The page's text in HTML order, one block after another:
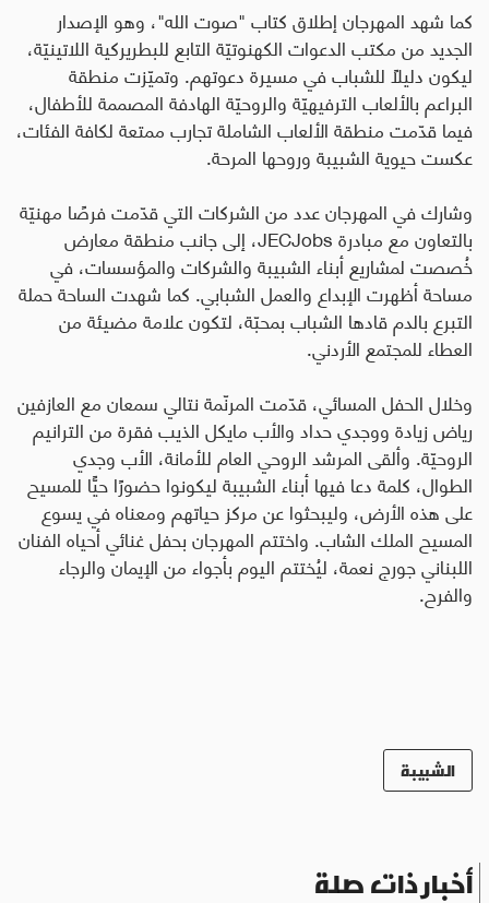
كما شهد المهرجان إطلاق كتاب "صوت الله"، وهو الإصدار
الجديد من مكتب الدعوات الكهنوتيّة التابع للبطريركية اللاتينيّة،
ليكون دليلاً للشباب في مسيرة دعوتهم. وتميّزت منطقة
البراعم بالألعاب الترفيهيّة والروحيّة الهادفة المصممة للأطفال،
فيما قدّمت منطقة الألعاب الشاملة تجارب ممتعة لكافة الفئات،
عكست حيوية الشبيبة وروحها المرحة.
وشارك في المهرجان عدد من الشركات التي قدّمت فرصًا مهنيّة
بالتعاون مع مبادرةJECJobs، إلى جانب منطقة معارض
خُصصت لمشاريع أبناء الشبيبة والشركات والمؤسسات، في
مساحة أظهرت الإبداع والعمل الشبابي. كما شهدت الساحة حملة
التبرع بالدم قادها الشباب بمحبّة، لتكون علامة مضيئة من
العطاء للمجتمع الأردني.
وخلال الحفل المسائي، قدّمت المرنّمة نتالي سمعان مع العازفين
رياض زيادة ووجدي حداد والأب مايكل الذيب فقرة من الترانيم
الروحيّة. وألقى المرشد الروحي العام للأمانة، الأب وجدي
الطوال، كلمة دعا فيها أبناء الشبيبة ليكونوا حضورًا حيًّا للمسيح
على هذه الأرض، وليبحثوا عن مركز حياتهم ومعناه في يسوع
المسيح الملك الشاب. واختتم المهرجان بحفل غنائي أحياه الفنان
اللبناني جورج نعمة، ليُختتم اليوم بأجواء من الإيمان والرجاء
والفرح.
الشبيبة
أخبار ذات صلة